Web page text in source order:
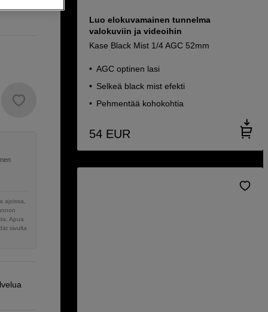
ajoissa,
Apua
sivulta
Luo elokuvamainen tunnelma
valokuviin ja videoihin
Kase Black Mist 1/4 AGC 52mm
AGC optinen lasi
Selkeä black mist efekti
Pehmentää kohokohtia
54 EUR